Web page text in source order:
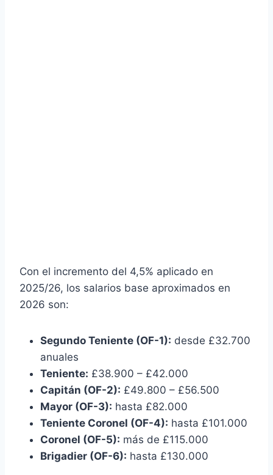
Con el incremento del 4,5% aplicado en
2025/26, los salarios base aproximados en
2026 son:
Segundo Teniente (OF-1): desde £32.700
anuales
Teniente: £38.900 – £42.000
Capitán (OF-2): £49.800 – £56.500
Mayor (OF-3): hasta £82.000
Teniente Coronel (OF-4): hasta £101.000
Coronel (OF-5): más de £115.000
Brigadier (OF-6): hasta £130.000